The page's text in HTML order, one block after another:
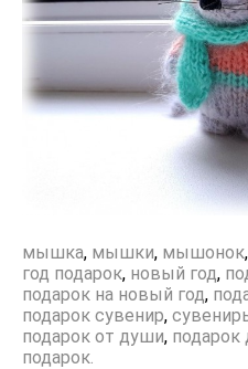
мышка, мышки, мышонок,
год подарок, новый год,
подарок на новый год,
подарок сувенир,
подарок от души,
подарок.